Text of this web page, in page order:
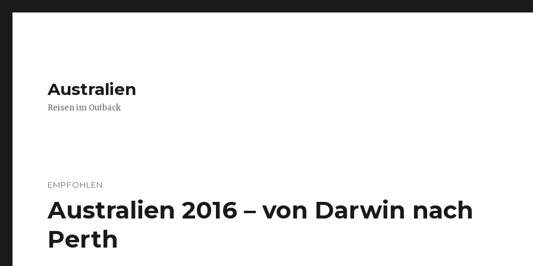
Australien
Reisen im Outback
EMPFOHLEN
Australien 2016 – von Darwin nach
Perth